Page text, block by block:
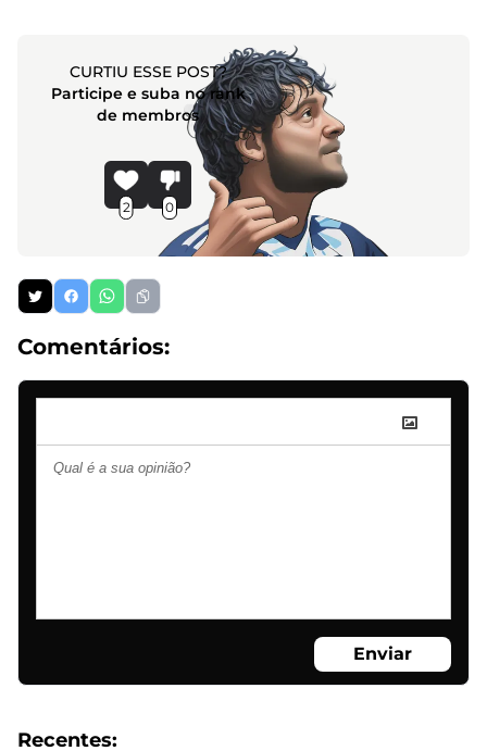
CURTIU ESSE POST?
Participe e suba no rank
de membros
2 0
Comentários:
Enviar
Recentes: